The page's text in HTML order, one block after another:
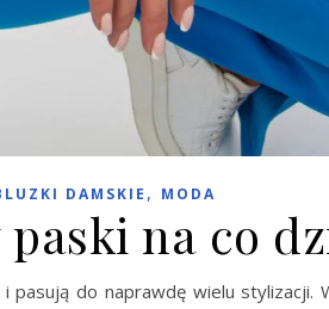
DAMSKIE , MODA
na co
pasują do naprawdę wielu stylizacji.